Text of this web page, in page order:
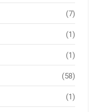
(7)
(1)
(1)
(58)
(1)